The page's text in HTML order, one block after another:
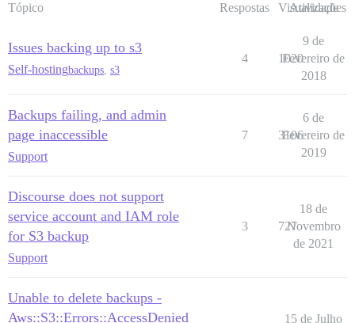
Tópico Respostas Visualizações
Atividade
Issues backing up to s3
Self-hostingbackups s3
4 1020
9 de
Fevereiro de
2018
Backups failing, and admin
page inaccessible
Support
7 3106
6 de
Fevereiro de
2019
Discourse does not support
service account and IAM role
for S3 backup
Support
3 727
18 de
Novembro
de 2021
Unable to delete backups -
Aws::S3::Errors::AccessDenied
15 de Julho